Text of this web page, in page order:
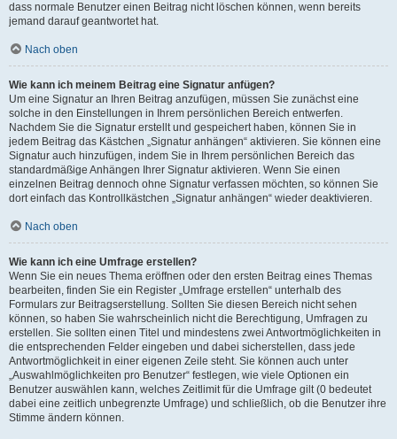
dass normale Benutzer einen Beitrag nicht löschen können, wenn bereits
jemand darauf geantwortet hat.
Nach oben
Wie kann ich meinem Beitrag eine Signatur anfügen?
Um eine Signatur an Ihren Beitrag anzufügen, müssen Sie zunächst eine
solche in den Einstellungen in Ihrem persönlichen Bereich entwerfen.
Nachdem Sie die Signatur erstellt und gespeichert haben, können Sie in
jedem Beitrag das Kästchen „Signatur anhängen“ aktivieren. Sie können eine
Signatur auch hinzufügen, indem Sie in Ihrem persönlichen Bereich das
standardmäßige Anhängen Ihrer Signatur aktivieren. Wenn Sie einen
einzelnen Beitrag dennoch ohne Signatur verfassen möchten, so können Sie
dort einfach das Kontrollkästchen „Signatur anhängen“ wieder deaktivieren.
Nach oben
Wie kann ich eine Umfrage erstellen?
Wenn Sie ein neues Thema eröffnen oder den ersten Beitrag eines Themas
bearbeiten, finden Sie ein Register „Umfrage erstellen“ unterhalb des
Formulars zur Beitragserstellung. Sollten Sie diesen Bereich nicht sehen
können, so haben Sie wahrscheinlich nicht die Berechtigung, Umfragen zu
erstellen. Sie sollten einen Titel und mindestens zwei Antwortmöglichkeiten in
die entsprechenden Felder eingeben und dabei sicherstellen, dass jede
Antwortmöglichkeit in einer eigenen Zeile steht. Sie können auch unter
„Auswahlmöglichkeiten pro Benutzer“ festlegen, wie viele Optionen ein
Benutzer auswählen kann, welches Zeitlimit für die Umfrage gilt (0 bedeutet
dabei eine zeitlich unbegrenzte Umfrage) und schließlich, ob die Benutzer ihre
Stimme ändern können.